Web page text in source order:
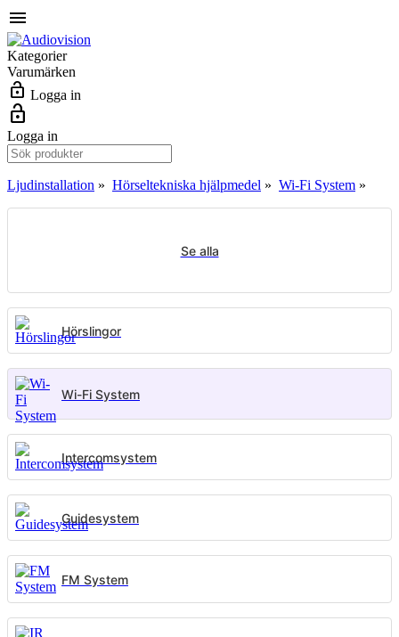
menu
Kategorier
Varumärken
lock_open Logga in
lock_open
Logga in
Ljudinstallation » Hörseltekniska hjälpmedel » Wi-Fi System »
Se alla
Hörslingor
Wi-Fi System
Intercomsystem
Guidesystem
FM System